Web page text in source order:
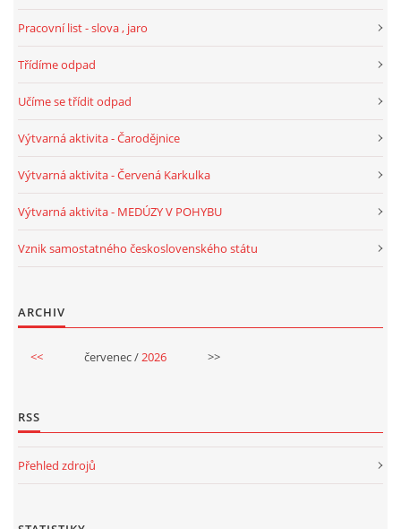
Pracovní list - slova , jaro
Třídíme odpad
Učíme se třídit odpad
Výtvarná aktivita - Čarodějnice
Výtvarná aktivita - Červená Karkulka
Výtvarná aktivita - MEDÚZY V POHYBU
Vznik samostatného československého státu
ARCHIV
<< červenec /2026 >>
RSS
Přehled zdrojů